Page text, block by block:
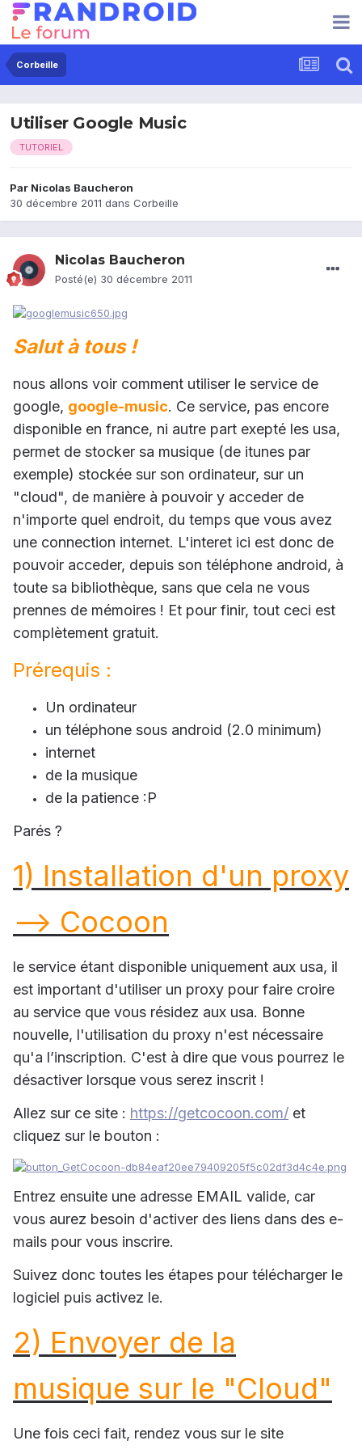
Corbeille
Utiliser Google Music
TUTORIEL
Par Nicolas Baucheron
30 décembre 2011 dans Corbeille
Nicolas Baucheron
Posté(e) 30 décembre 2011
Salut à tous !
nous allons voir comment utiliser le service de
google, google-music. Ce service, pas encore
disponible en france, ni autre part exepté les usa,
permet de stocker sa musique (de itunes par
exemple) stockée sur son ordinateur, sur un
"cloud", de manière à pouvoir y acceder de
n'importe quel endroit, du temps que vous avez
une connection internet. L'interet ici est donc de
pouvoir acceder, depuis son téléphone android, à
toute sa bibliothèque, sans que cela ne vous
prennes de mémoires ! Et pour finir, tout ceci est
complètement gratuit.
Prérequis :
Un ordinateur
un téléphone sous android (2.0 minimum)
internet
de la musique
de la patience :P
Parés ?
1) Installation d'un proxy
--> Cocoon
le service étant disponible uniquement aux usa, il
est important d'utiliser un proxy pour faire croire
au service que vous résidez aux usa. Bonne
nouvelle, l'utilisation du proxy n'est nécessaire
qu'a l’inscription. C'est à dire que vous pourrez le
désactiver lorsque vous serez inscrit !
Allez sur ce site : https://getcocoon.com/ et
cliquez sur le bouton :
Entrez ensuite une adresse EMAIL valide, car
vous aurez besoin d'activer des liens dans des e-
mails pour vous inscrire.
Suivez donc toutes les étapes pour télécharger le
logiciel puis activez le.
2) Envoyer de la
musique sur le "Cloud"
Une fois ceci fait, rendez vous sur le site